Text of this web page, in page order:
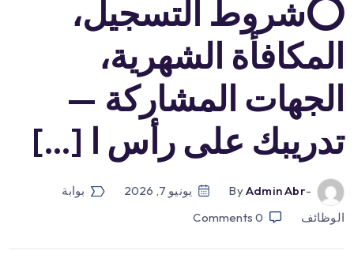
⭕️شروط التسجيل،
المكافأة الشهرية،
الجهات المشاركة —
تدريبك على رأس ا […]
-by
Admin Abr يونيو 7, 2026
بوابة
الوظائف
0
Comments